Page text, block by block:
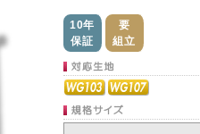
10年
保証
要
組立